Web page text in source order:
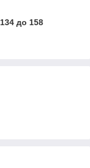
до 158